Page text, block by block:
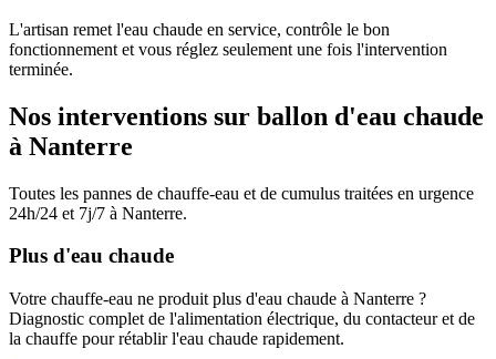
L'artisan remet l'eau chaude en service, contrôle le bon
fonctionnement et vous réglez seulement une fois l'intervention
terminée.
Nos interventions sur ballon d'eau chaude
à Nanterre
Toutes les pannes de chauffe-eau et de cumulus traitées en urgence
24h/24 et 7j/7 à Nanterre.
Plus d'eau chaude
Votre chauffe-eau ne produit plus d'eau chaude à Nanterre ?
Diagnostic complet de l'alimentation électrique, du contacteur et de
la chauffe pour rétablir l'eau chaude rapidement.